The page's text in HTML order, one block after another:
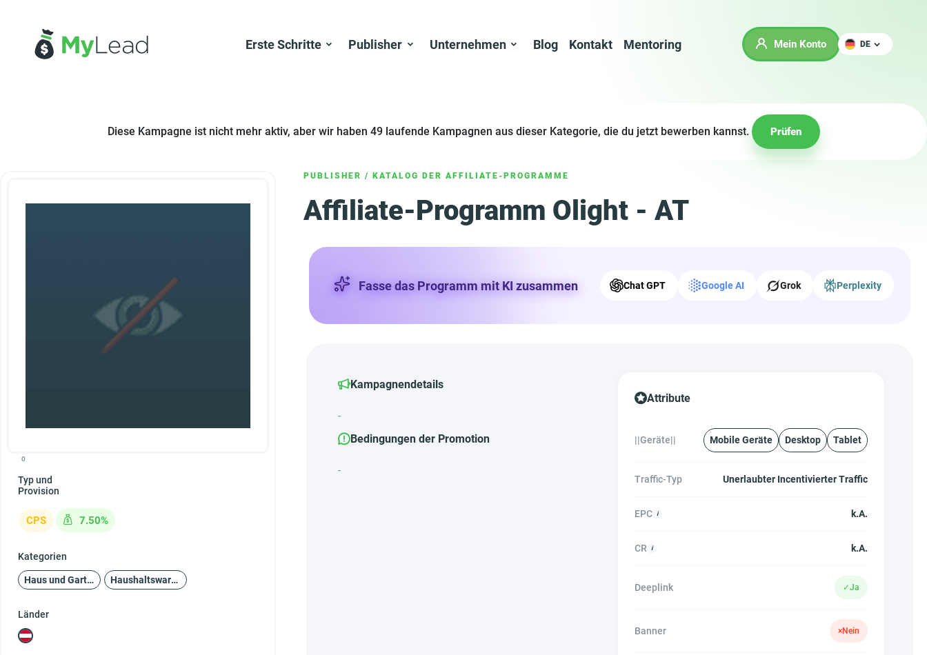
Erste Schritte Publisher Unternehmen Blog Kontakt Mentoring Mein Konto DE
Diese Kampagne ist nicht mehr aktiv, aber wir haben 49 laufende Kampagnen aus dieser Kategorie, die du jetzt bewerben kannst. Prüfen
PUBLISHER / KATALOG DER AFFILIATE-PROGRAMME
Affiliate-Programm Olight - AT
0
Typ und
Provision
CPS 7.50%
Kategorien
Haus und Garten Haushaltswaren
Länder
Fasse das Programm mit KI zusammen Chat GPT Google AI Grok Perplexity
Kampagnendetails
-
Bedingungen der Promotion
-
Attribute
||Geräte|| Mobile Geräte Desktop Tablet
Traffic-Typ Unerlaubter Incentivierter Traffic
EPC k.A.
CR k.A.
Deeplink ✓Ja
Banner ×Nein